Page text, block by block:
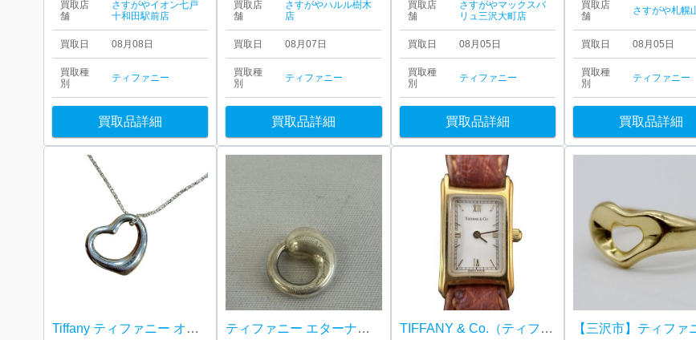
買取店
舗
さすがやイオン七戸
十和田駅前店
買取日 08月08日
買取種
別
ティファニー
買取品詳細
買取店
舗
さすがやハルル樹木
店
買取日 08月07日
買取種
別
ティファニー
買取品詳細
買取店
舗
さすがやマックスバ
リュ三沢大町店
買取日 08月05日
買取種
別
ティファニー
買取品詳細
買取店
舗
さすがや札幌
買取日 08月05日
買取種
別
ティファニー
買取品詳細
Tiffany ティファニー オープンハート ネックレス シルバー ティファニー エターナル サークル TIFFANY & Co.（ティファニー）時計 K18 18金 レクタンギュラー